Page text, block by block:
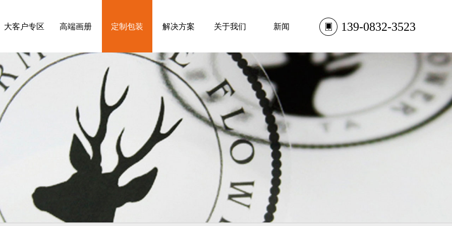
大客户专区 高端画册 定制包装 解决方案 关于我们 新闻 139-0832-3523